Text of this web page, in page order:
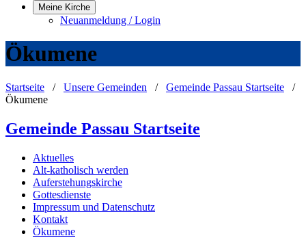
Meine Kirche
Neuanmeldung / Login
Ökumene
Startseite / Unsere Gemeinden / Gemeinde Passau Startseite /
Ökumene
Gemeinde Passau Startseite
Aktuelles
Alt-katholisch werden
Auferstehungskirche
Gottesdienste
Impressum und Datenschutz
Kontakt
Ökumene